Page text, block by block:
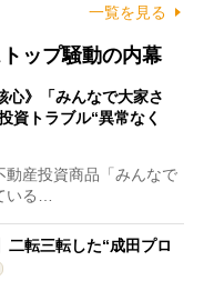
一覧を見る
ップ騒動の内幕
心》「みんなで大家さ
資トラブル“異常なく
産投資商品「みんなで
いる…
二転三転した“成田プロ